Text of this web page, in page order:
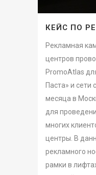
КЕЙС ПО
Рекламная
центров
PromoAtlas
Паста» и сети
месяца в
для
многих
центры. В
рекламного
рамки в